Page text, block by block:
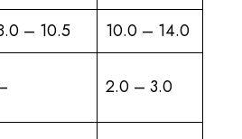
– 10.5
10.0 – 14.0
2.0 – 3.0